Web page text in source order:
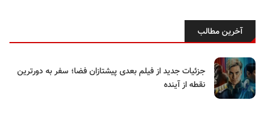
آخرین مطالب
جزئیات جدید از فیلم بعدی پیشتازان فضا؛ سفر به دورترین
نقطه از آینده